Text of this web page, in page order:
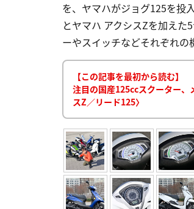
を、ヤマハがジョグ125を投
とヤマハ アクシスZを加え
ーやスイッチなどそれぞれ
【この記事を最初から読む】
注目の国産125ccスクーター
スZ／リード125〉